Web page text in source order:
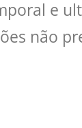
e
não